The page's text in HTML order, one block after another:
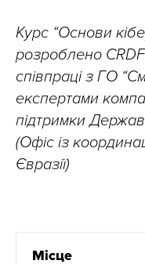
Курс “Основи
розроблено
співпраці з ГО
експертами
підтримки
(Офіс із
Євразії)
Місце